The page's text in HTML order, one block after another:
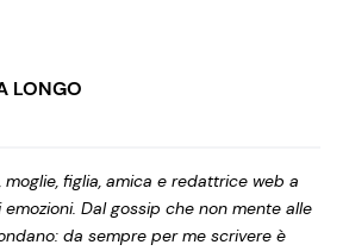
LONGO
moglie, figlia, amica e redattrice web a
Dal gossip che non mente alle
da sempre per me scrivere è